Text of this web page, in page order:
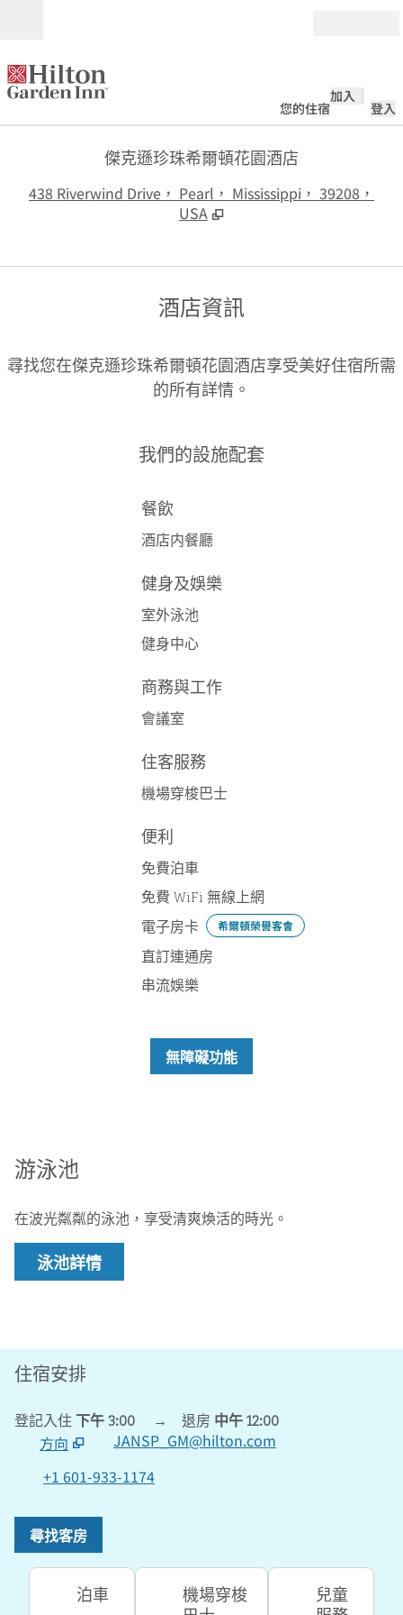
您的住宿
加入
登入
傑克遜珍珠希爾頓花園酒店
438 Riverwind Drive， Pearl， Mississippi， 39208，
USA
酒店資訊
尋找您在傑克遜珍珠希爾頓花園酒店享受美好住宿所需
的所有詳情。
我們的設施配套
餐飲
酒店内餐廳
健身及娛樂
室外泳池
健身中心
商務與工作
會議室
住客服務
機場穿梭巴士
便利
免費泊車
免費 WiFi 無線上網
電子房卡
希爾頓榮譽客會
直訂連通房
串流娛樂
無障礙功能
游泳池
在波光粼粼的泳池，享受清爽煥活的時光。
泳池詳情
住宿安排
登記入住 下午 3:00 → 退房 中午 12:00
方向
開啟新分頁
JANSP_GM@hilton.com
+1 601-933-1174
尋找客房
泊車
機場穿梭
兒童